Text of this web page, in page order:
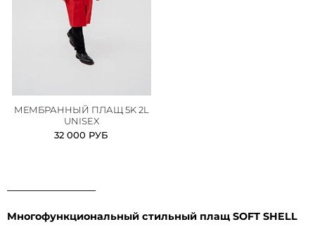
МЕМБРАННЫЙ ПЛАЩ 5K 2L
UNISEX
32 000 РУБ
Многофункциональный стильный плащ SOFT SHELL